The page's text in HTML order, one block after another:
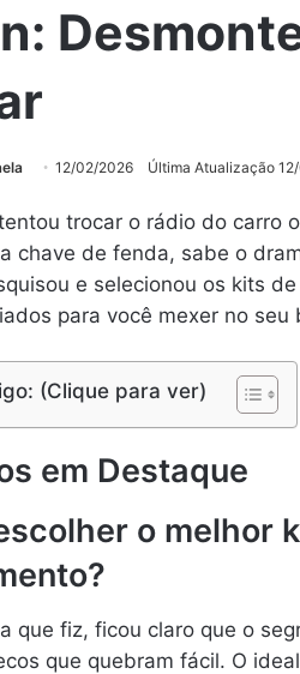
12/02/2026 Última Atualização
trocar o rádio do carro
chave de fenda, sabe o
e selecionou os kits
para você mexer no
(Clique para ver)
em Destaque
o melhor
que fiz, ficou claro que o
que quebram fácil. O